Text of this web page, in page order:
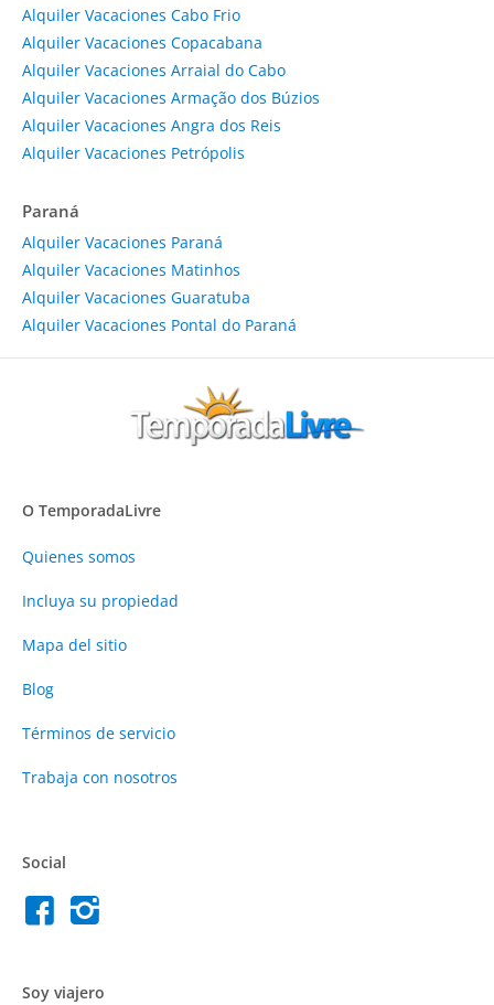
Alquiler Vacaciones Cabo Frio
Alquiler Vacaciones Copacabana
Alquiler Vacaciones Arraial do Cabo
Alquiler Vacaciones Armação dos Búzios
Alquiler Vacaciones Angra dos Reis
Alquiler Vacaciones Petrópolis
Paraná
Alquiler Vacaciones Paraná
Alquiler Vacaciones Matinhos
Alquiler Vacaciones Guaratuba
Alquiler Vacaciones Pontal do Paraná
O TemporadaLivre
Quienes somos
Incluya su propiedad
Mapa del sitio
Blog
Términos de servicio
Trabaja con nosotros
Social
Soy viajero